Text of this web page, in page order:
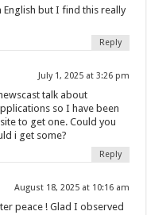
but I find this really
Reply
July 1, 2025 at 3:26 pm
talk about
so I have been
to get one. Could you
i get some?
Reply
August 18, 2025 at 10:16 am
peace ! Glad I observed